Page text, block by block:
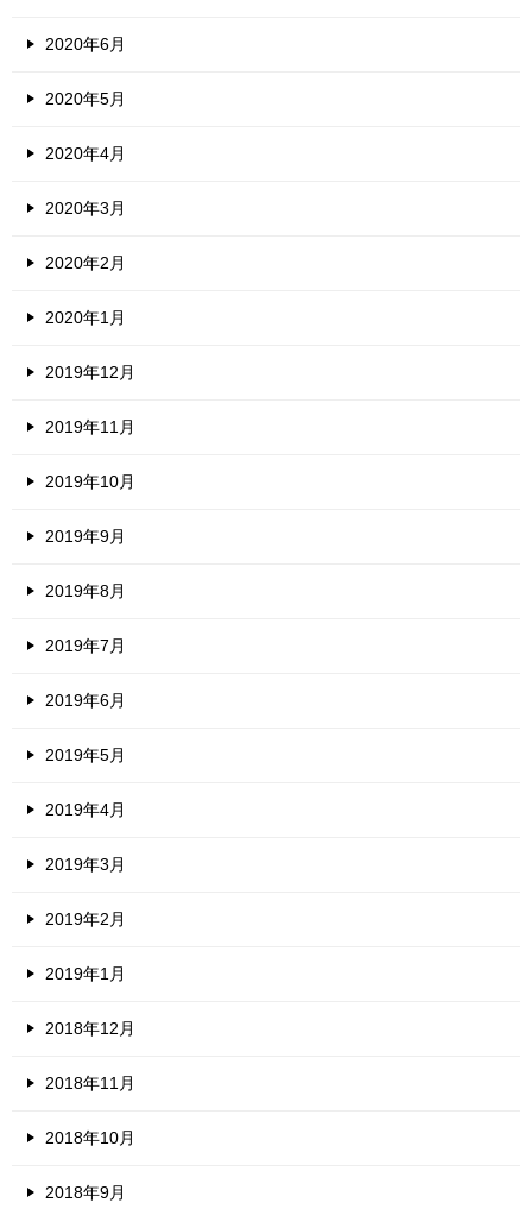
2020年6月
2020年5月
2020年4月
2020年3月
2020年2月
2020年1月
2019年12月
2019年11月
2019年10月
2019年9月
2019年8月
2019年7月
2019年6月
2019年5月
2019年4月
2019年3月
2019年2月
2019年1月
2018年12月
2018年11月
2018年10月
2018年9月